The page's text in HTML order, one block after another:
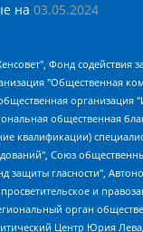
на 03.05.2024
Автономная некоммерческая организация "Центр по работе с проблемой насилия "НАСИЛИЮ.НЕТ", Межрегиональный профессиональный союз работников здравоохранения "Альянс врачей", Юридическое лицо, зарегистрированное в Латвийской Республике, SIA "Medusa Project" (регистрационный номер 40103797863, дата регистрации 10.06.2014), Некоммерческая организация "Фонд по борьбе с коррупцией", Автономная некоммерческая организация "Институт права и публичной политики", Баданин Роман Сергеевич, Гликин Максим Александрович, Железнова Мария Михайловна, Лукьянова Юлия Сергеевна, Маетная Елизавета Витальевна, Маняхин Петр Борисович, Чуракова Ольга Владимировна, Ярош Юлия Петровна, Юридическое лицо "The Insider SIA", зарегистрированное в Риге, Латвийская Республика (дата регистрации 26.06.2015), являющееся администратором доменного имени интернет-издания "The Insider SIA", https://theins.ru, Постернак Алексей Евгеньевич, Рубин Михаил Аркадьевич, Анин Роман Александрович, Юридическое лицо Istories fonds, зарегистрированное в Латвийской Республике